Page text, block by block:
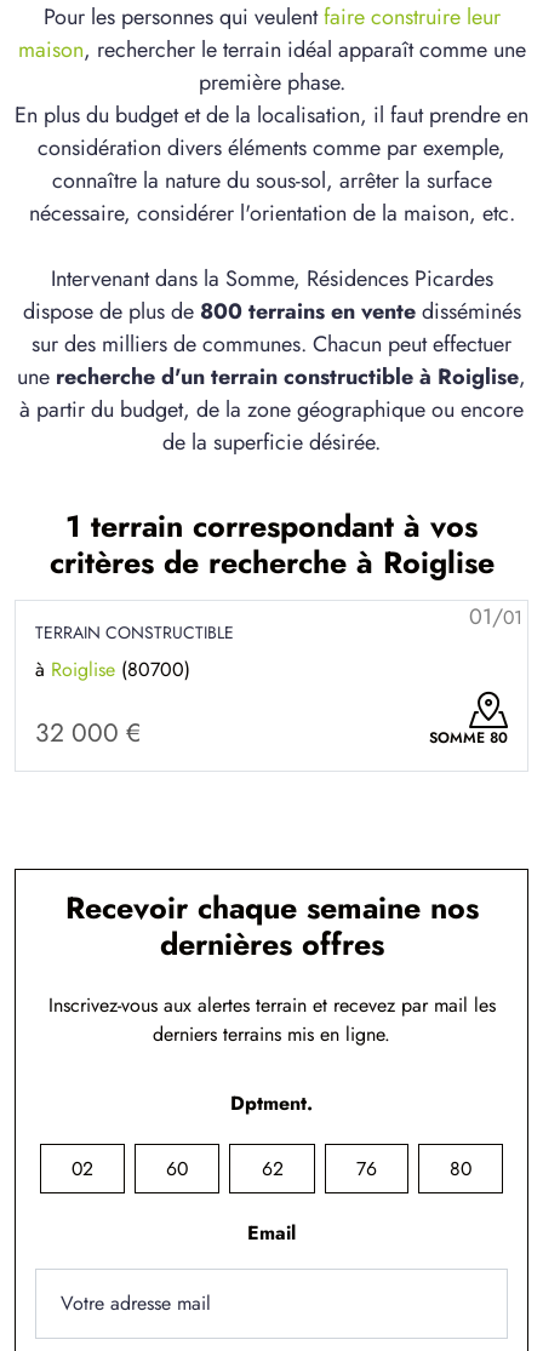
Pour les personnes qui veulentfaire construire leur
maison, rechercher le terrain idéal apparaît comme une
première phase.
En plus du budget et de la localisation, il faut prendre en
considération divers éléments comme par exemple,
connaître la nature du sous-sol, arrêter la surface
nécessaire, considérer l'orientation de la maison, etc.
Intervenant dans la Somme, Résidences Picardes
dispose de plus de 800 terrains en ventedisséminés
sur des milliers de communes. Chacun peut effectuer
une recherche d'un terrain constructible à Roiglise,
à partir du budget, de la zone géographique ou encore
de la superficie désirée.
1 terrain correspondant à vos
critères de recherche à Roiglise
01/01
TERRAIN CONSTRUCTIBLE
à Roiglise (80700)
32 000 € SOMME 80
Recevoir chaque semaine nos
dernières offres
Inscrivez-vous aux alertes terrain et recevez par mail les
derniers terrains mis en ligne.
Dptment.
02 60 62 76 80
Email